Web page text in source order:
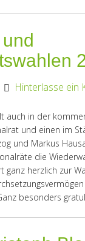
Hinterlasse ein
auch in der
und einen im
und Markus
die
ganz herzlich zur
besonders